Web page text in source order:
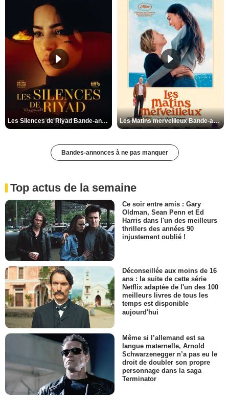
Les Silences de Riyad Bande-annonce VO STFR Les Matins merveilleux Bande-annonce VF
Bandes-annonces à ne pas manquer
Top actus de la semaine
Ce soir entre amis : Gary
Oldman, Sean Penn et Ed
Harris dans l'un des meilleurs
thrillers des années 90
injustement oublié !
Déconseillée aux moins de 16
ans : la suite de cette série
Netflix adaptée de l'un des 100
meilleurs livres de tous les
temps est disponible
aujourd'hui
Même si l’allemand est sa
langue maternelle, Arnold
Schwarzenegger n’a pas eu le
droit de doubler son propre
personnage dans la saga
Terminator